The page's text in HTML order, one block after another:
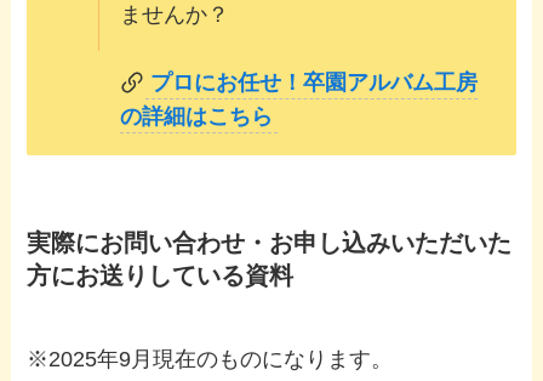
ませんか？
プロにお任せ！卒園アルバム工房
の詳細はこちら
実際にお問い合わせ・お申し込みいただいた
方にお送りしている資料
※2025年9月現在のものになります。